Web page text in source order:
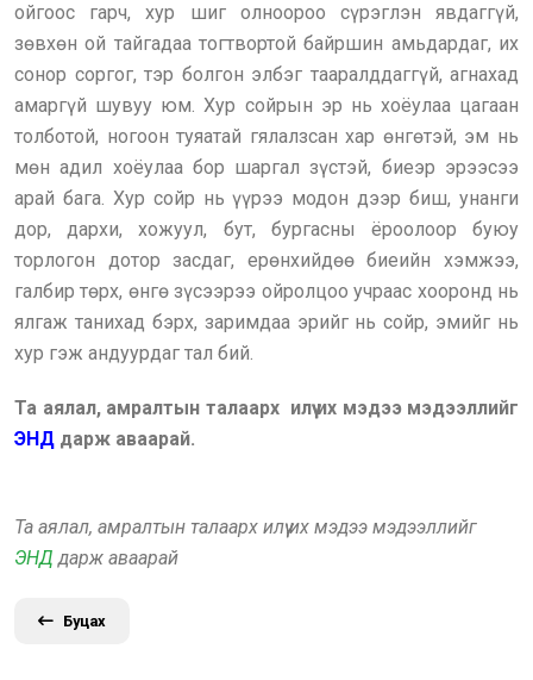
ойгоос гарч, хур шиг олноороо сүрэглэн явдаггүй,
зөвхөн ой тайгадаа тогтвортой байршин амьдардаг, их
сонор соргог, тэр болгон элбэг тааралддаггүй, агнахад
амаргүй шувуу юм. Хур сойрын эр нь хоёулаа цагаан
толботой, ногоон туяатай гялалзсан хар өнгөтэй, эм нь
мөн адил хоёулаа бор шаргал зүстэй, биеэр эрээсээ
арай бага. Хур сойр нь үүрээ модон дээр биш, унанги
дор, дархи, хожуул, бут, бургасны ёроолоор буюу
торлогон дотор засдаг, ерөнхийдөө биеийн хэмжээ,
галбир төрх, өнгө зүсээрээ ойролцоо учраас хооронд нь
ялгаж танихад бэрх, заримдаа эрийг нь сойр, эмийг нь
хур гэж андуурдаг тал бий.
Та аялал, амралтын талаарх илүү их мэдээ мэдээллийг
ЭНД дарж аваарай.
Та аялал, амралтын талаарх илүү их мэдээ мэдээллийг
ЭНД дарж аваарай
Буцах